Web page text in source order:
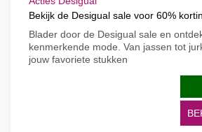
Bekijk de Desigual sale voor 60%
Blader door de Desigual sale en
kenmerkende mode. Van jassen tot
jouw favoriete stukken